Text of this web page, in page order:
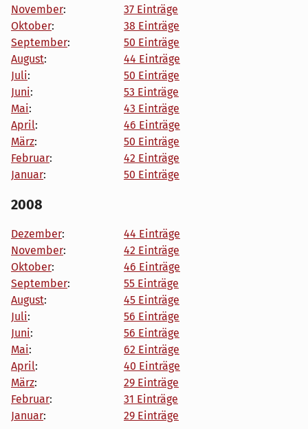
November:
37 Einträge
Oktober:
38 Einträge
September:
50 Einträge
August:
44 Einträge
Juli:
50 Einträge
Juni:
53 Einträge
Mai:
43 Einträge
April:
46 Einträge
März:
50 Einträge
Februar:
42 Einträge
Januar: 50 Einträge
2008
Dezember:
44 Einträge
November:
42 Einträge
Oktober:
46 Einträge
September:
55 Einträge
August:
45 Einträge
Juli:
56 Einträge
Juni:
56 Einträge
Mai:
62 Einträge
April:
40 Einträge
März:
29 Einträge
Februar:
31 Einträge
Januar: 29 Einträge